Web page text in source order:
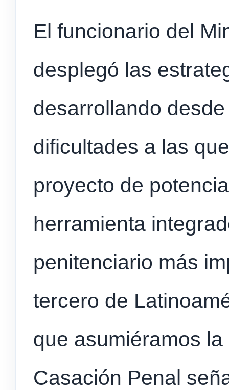
El funcionario del
desplegó las
desarrollando
dificultades a las
proyecto de
herramienta
penitenciario más
tercero de
que asumiéramos
Casación Penal